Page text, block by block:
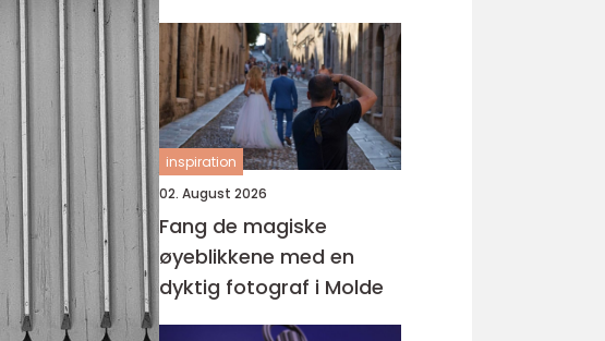
inspiration
02. August 2026
Fang de magiske
øyeblikkene med en
dyktig fotograf i Molde